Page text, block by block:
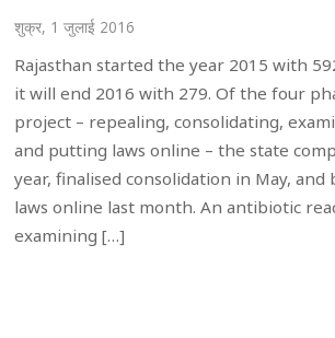
शुक्र, 1 जुलाई 2016
Rajasthan started the year 2015 with
it will end 2016 with 279. Of the four
project – repealing, consolidating,
and putting laws online – the state
year, finalised consolidation in May,
laws online last month. An antibiotic
examining […]